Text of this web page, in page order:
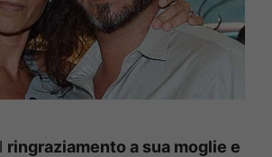
ringraziamento a sua moglie e